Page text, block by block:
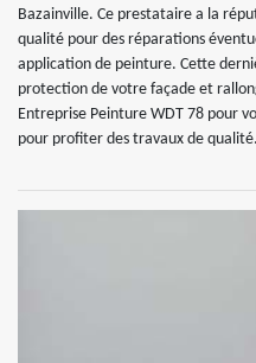
Bazainville. Ce prestataire a la
qualité pour des réparations
application de peinture. Cette
protection de votre façade et
Entreprise Peinture WDT 78 pour
pour profiter des travaux de qualité.